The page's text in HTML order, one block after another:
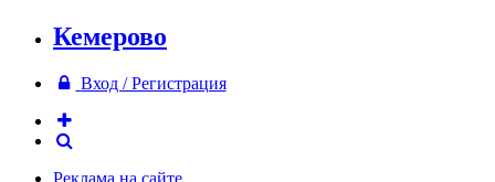
Кемерово
Вход / Регистрация
Реклама на сайте